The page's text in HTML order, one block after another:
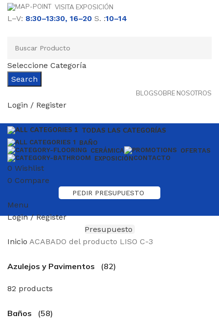
VISITA EXPOSICIÓN
L–V: 8:30–13:30, 16–20 S. :10–14
Seleccione Categoría
Search
BLOGSOBRE NOSOTROS
Login / Register
TODAS LAS CATEGORÍAS
BAÑO
CERÁMICA
OFERTAS
EXPOSICIÓNCONTACTO
0 Wishlist
0 Compare
PEDIR PRESUPUESTO
Menu
Login / Register
Presupuesto
Inicio ACABADO del producto LISO C-3
Azulejos y Pavimentos (82)
82 products
Baños (58)